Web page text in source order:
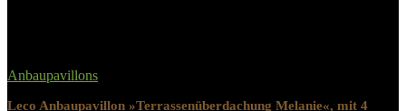
Anbaupavillons
Leco Anbaupavillon »Terrassenüberdachung Melanie«, mit 4